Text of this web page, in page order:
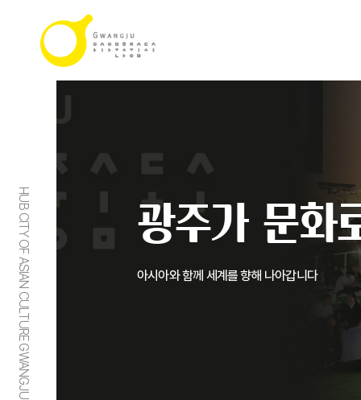
HUB CITY OF ASIAN CULTURE GWANGJU 광주가 문화
아시아와 함께 세계를 향해 나아갑니다